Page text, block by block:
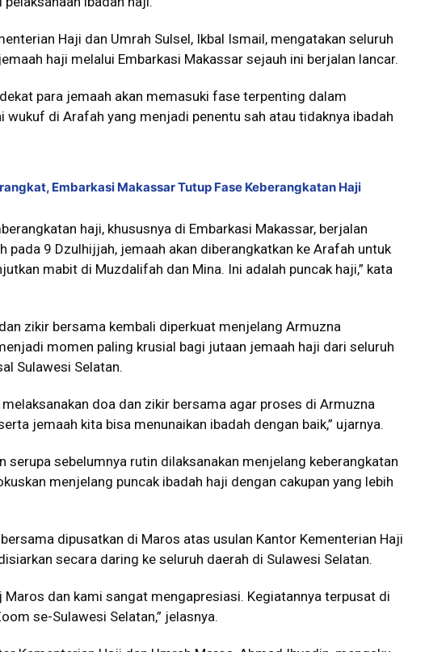
Haji dan Umrah Sulsel, Ikbal Ismail, mengatakan seluruh
haji melalui Embarkasi Makassar sejauh ini berjalan lancar.
para jemaah akan memasuki fase terpenting dalam
wukuf di Arafah yang menjadi penentu sah atau tidaknya ibadah
Embarkasi Makassar Tutup Fase Keberangkatan Haji
haji, khususnya di Embarkasi Makassar, berjalan
pada 9 Dzulhijjah, jemaah akan diberangkatkan ke Arafah untuk
mabit di Muzdalifah dan Mina. Ini adalah puncak haji,” kata
zikir bersama kembali diperkuat menjelang Armuzna
momen paling krusial bagi jutaan jemaah haji dari seluruh
Sulawesi Selatan.
doa dan zikir bersama agar proses di Armuzna
jemaah kita bisa menunaikan ibadah dengan baik,” ujarnya.
serupa sebelumnya rutin dilaksanakan menjelang keberangkatan
menjelang puncak ibadah haji dengan cakupan yang lebih
dipusatkan di Maros atas usulan Kantor Kementerian Haji
secara daring ke seluruh daerah di Sulawesi Selatan.
Maros dan kami sangat mengapresiasi. Kegiatannya terpusat di
se-Sulawesi Selatan,” jelasnya.